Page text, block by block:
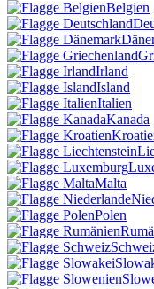
Belgien
Irland
Island
Italien
Kanada
Malta
Polen